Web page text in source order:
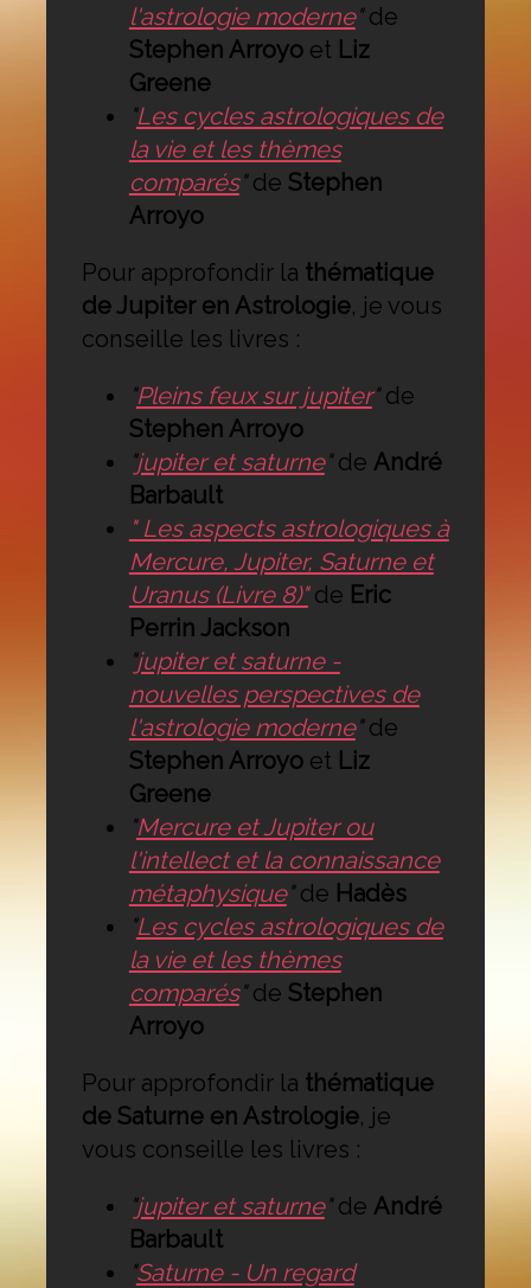
l'astrologie moderne"de
Stephen Arroyoet Liz
Greene
"Les cycles astrologiques de
la vie et les thèmes
comparés"de Stephen
Arroyo
Pour approfondir la thématique
de Jupiter en Astrologie, je vous
conseille les livres :
"Pleins feux sur jupiter"de
Stephen Arroyo
"jupiter et saturne"de André
Barbault
" Les aspects astrologiques à
Mercure, Jupiter, Saturne et
Uranus (Livre 8)"de Eric
Perrin Jackson
"jupiter et saturne -
nouvelles perspectives de
l'astrologie moderne"de
Stephen Arroyoet Liz
Greene
"Mercure et Jupiter ou
l'intellect et la connaissance
métaphysique"de Hadès
"Les cycles astrologiques de
la vie et les thèmes
comparés"de Stephen
Arroyo
Pour approfondir la thématique
de Saturne en Astrologie, je
vous conseille les livres :
"jupiter et saturne"de André
Barbault
"Saturne - Un regard